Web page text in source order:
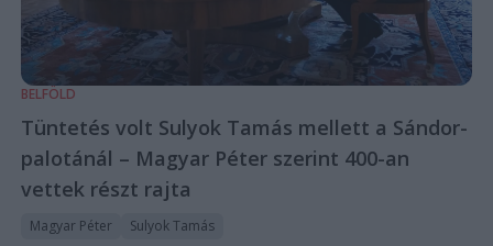
BELFÖLD
Tüntetés volt Sulyok Tamás mellett a Sándor-
palotánál – Magyar Péter szerint 400-an
vettek részt rajta
Magyar Péter Sulyok Tamás